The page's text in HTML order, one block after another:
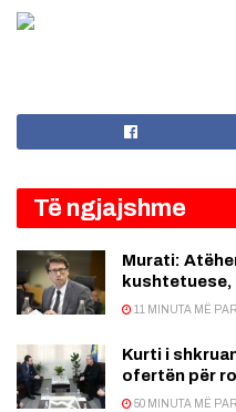
Të ngjajshme
Murati:
kushtetuese,
11 MINUTA MË
Kurti i
ofertën për
50 MINUTA MË